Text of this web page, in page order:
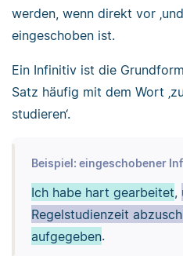
werden, wenn direkt vor
eingeschoben ist.
Ein Infinitiv ist die
Satz häufig mit dem Wort
studieren‘.
Beispiel: eingeschobener
Ich habe hart gearbeitet,
Regelstudienzeit
aufgegeben.